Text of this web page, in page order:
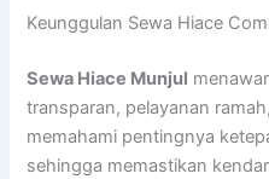
Keunggulan Sewa Hiace
Sewa Hiace Munjul
transparan, pelayanan
memahami pentingnya
sehingga memastikan